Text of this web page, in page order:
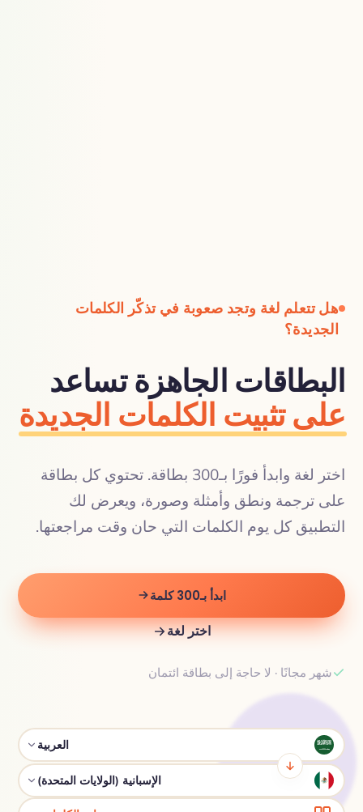
هل تتعلم لغة وتجد صعوبة في تذكّر الكلمات
الجديدة؟
البطاقات الجاهزة تساعد
على تثبيت الكلمات الجديدة
اختر لغة وابدأ فورًا بـ300 بطاقة. تحتوي كل بطاقة
على ترجمة ونطق وأمثلة وصورة، ويعرض لك
التطبيق كل يوم الكلمات التي حان وقت مراجعتها.
ابدأ بـ300 كلمة
اختر لغة
شهر مجانًا · لا حاجة إلى بطاقة ائتمان
العربية
الإسبانية (الولايات المتحدة)